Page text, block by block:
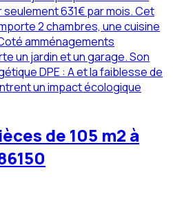
631€ par mois. Cet
2 chambres, une cuisine
amménagements
un jardin et un garage. Son
DPE : A et la faiblesse de
un impact écologique
de 105 m2 à